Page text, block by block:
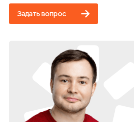
Задать вопрос